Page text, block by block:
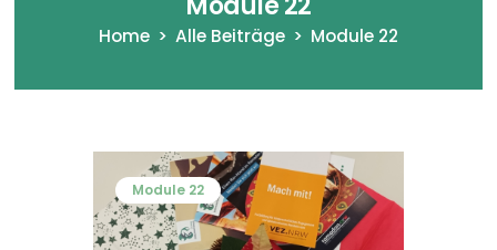
Home Alle Beiträge Module 22
Modultagebücher
Anmeldung
Kontakt
Module 22